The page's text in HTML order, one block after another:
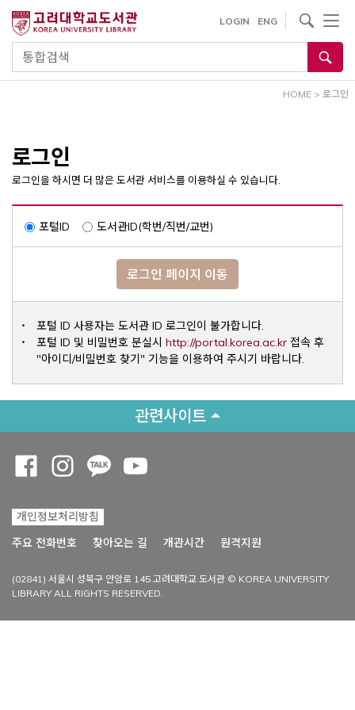
건
통합검색
LOGIN ENG
사이트내 검색
HOME > 로그인
로그인
로그인을 하시면 더 많은 도서관 서비스를 이용하실 수 있습니다.
포털ID 도서관ID(학번/직번/교번)
로그인 페이지 이동
포털 ID 사용자는 도서관 ID 로그인이 불가합니다.
포털 ID 및 비밀번호 분실시 http://portal.korea.ac.krOpens a
접속 후
"아이디/비밀번호 찾기" 기능을 이용하여 주시기 바랍니다.
관련사이트
개인정보처리방침
주요 전화번호
찾아오는 길 개관시간 원격지원
(02841) 서울시 성북구 안암로 145 고려대학교 도서관 © KOREA UNIVERSITY
LIBRARY ALL RIGHTS RESERVED.
Opens a new window
Opens a new window
Opens a new window